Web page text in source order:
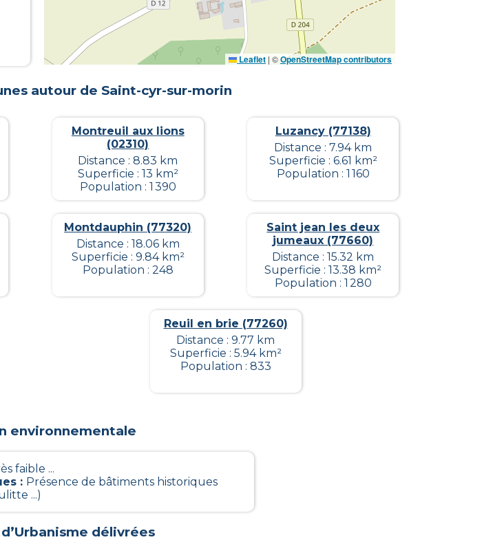
Leaflet | ©OpenStreetMap contributors
autour de Saint-cyr-sur-morin
Montreuil aux lions
(02310)
Distance : 8.83 km
Superficie : 13 km²
Population : 1 390
Luzancy (77138)
Distance : 7.94 km
Superficie : 6.61 km²
Population : 1 160
Montdauphin (77320)
Distance : 18.06 km
Superficie : 9.84 km²
Population : 248
Saint jean les deux
jumeaux (77660)
Distance : 15.32 km
Superficie : 13.38 km²
Population : 1 280
Reuil en brie (77260)
Distance : 9.77 km
Superficie : 5.94 km²
Population : 833
environnementale
faible ...
: Présence de bâtiments historiques
...)
délivrées